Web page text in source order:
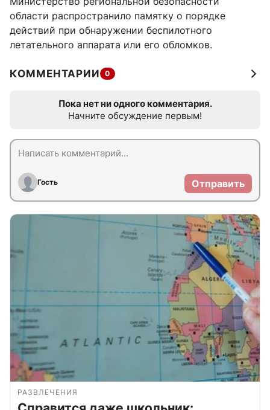
области распространило памятку о порядке
действий при обнаружении беспилотного
летательного аппарата или его обломков.
КОММЕНТАРИИ 0
Пока нет ни одного комментария.
Начните обсуждение первым!
Гость Отправить
РАЗВЛЕЧЕНИЯ